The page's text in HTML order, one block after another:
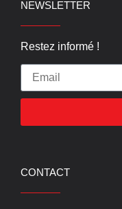
NEWSLETTER
Restez informé !
CONTACT